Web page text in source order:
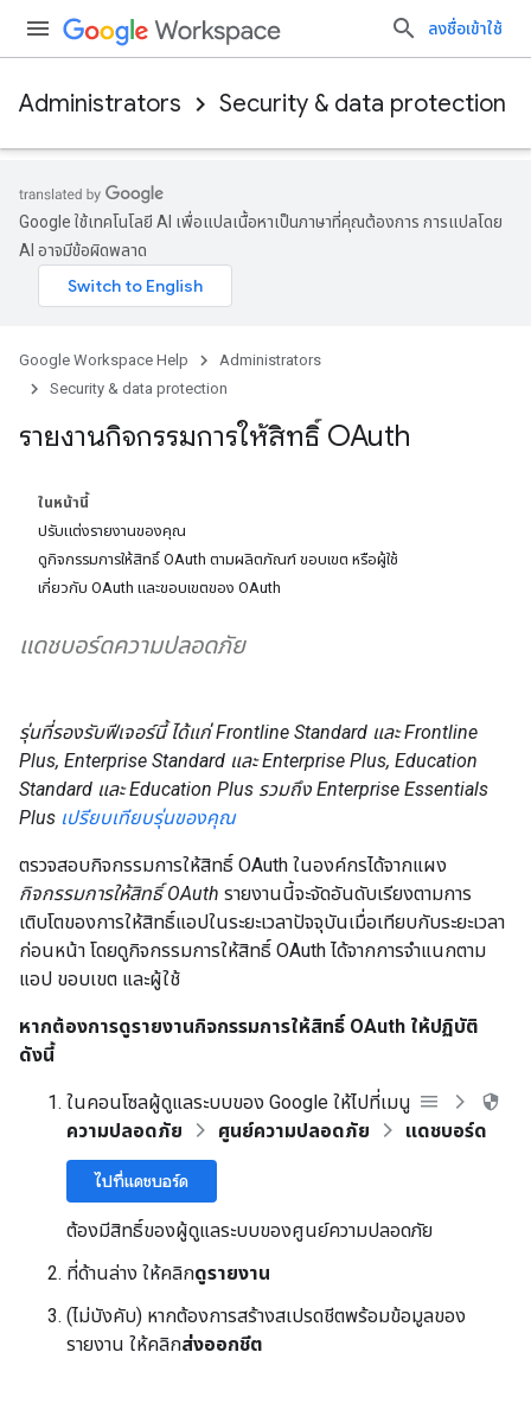
ลงชื่อเข้าใช้
Administrators Security & data protection
Google ใช้เทคโนโลยี AI เพื่อแปลเนื้อหาเป็นภาษาที่คุณต้องการ การแปลโดย
AI อาจมีข้อผิดพลาด
Google Workspace Help
Administrators
Security & data protection
รายงานกิจกรรมการให้สิทธิ์ OAuth
ในหน้านี้
ปรับแต่งรายงานของคุณ
ดูกิจกรรมการให้สิทธิ์ OAuth ตามผลิตภัณฑ์ ขอบเขต หรือผู้ใช้
เกี่ยวกับ OAuth และขอบเขตของ OAuth
แดชบอร์ดความปลอดภัย
รุ่นที่รองรับฟีเจอร์นี้ ได้แก่ Frontline Standard และ Frontline
Plus, Enterprise Standard และ Enterprise Plus, Education
Standard และ Education Plus รวมถึง Enterprise Essentials
Plus เปรียบเทียบรุ่นของคุณ
ตรวจสอบกิจกรรมการให้สิทธิ์ OAuth ในองค์กรได้จากแผง
กิจกรรมการให้สิทธิ์ OAuth รายงานนี้จะจัดอันดับเรียงตามการ
เติบโตของการให้สิทธิ์แอปในระยะเวลาปัจจุบันเมื่อเทียบกับระยะเวลา
ก่อนหน้า โดยดูกิจกรรมการให้สิทธิ์ OAuth ได้จากการจำแนกตาม
แอป ขอบเขต และผู้ใช้
หากต้องการดูรายงานกิจกรรมการให้สิทธิ์ OAuth ให้ปฏิบัติ
ดังนี้
ในคอนโซลผู้ดูแลระบบของ Google ให้ไปที่เมนู
ความปลอดภัย
ศูนย์ความปลอดภัย แดชบอร์ด
ไปที่แดชบอร์ด
ต้องมีสิทธิ์ของผู้ดูแลระบบของศูนย์ความปลอดภัย
ที่ด้านล่าง ให้คลิกดูรายงาน
(ไม่บังคับ) หากต้องการสร้างสเปรดชีตพร้อมข้อมูลของ
รายงาน ให้คลิกส่งออกชีต